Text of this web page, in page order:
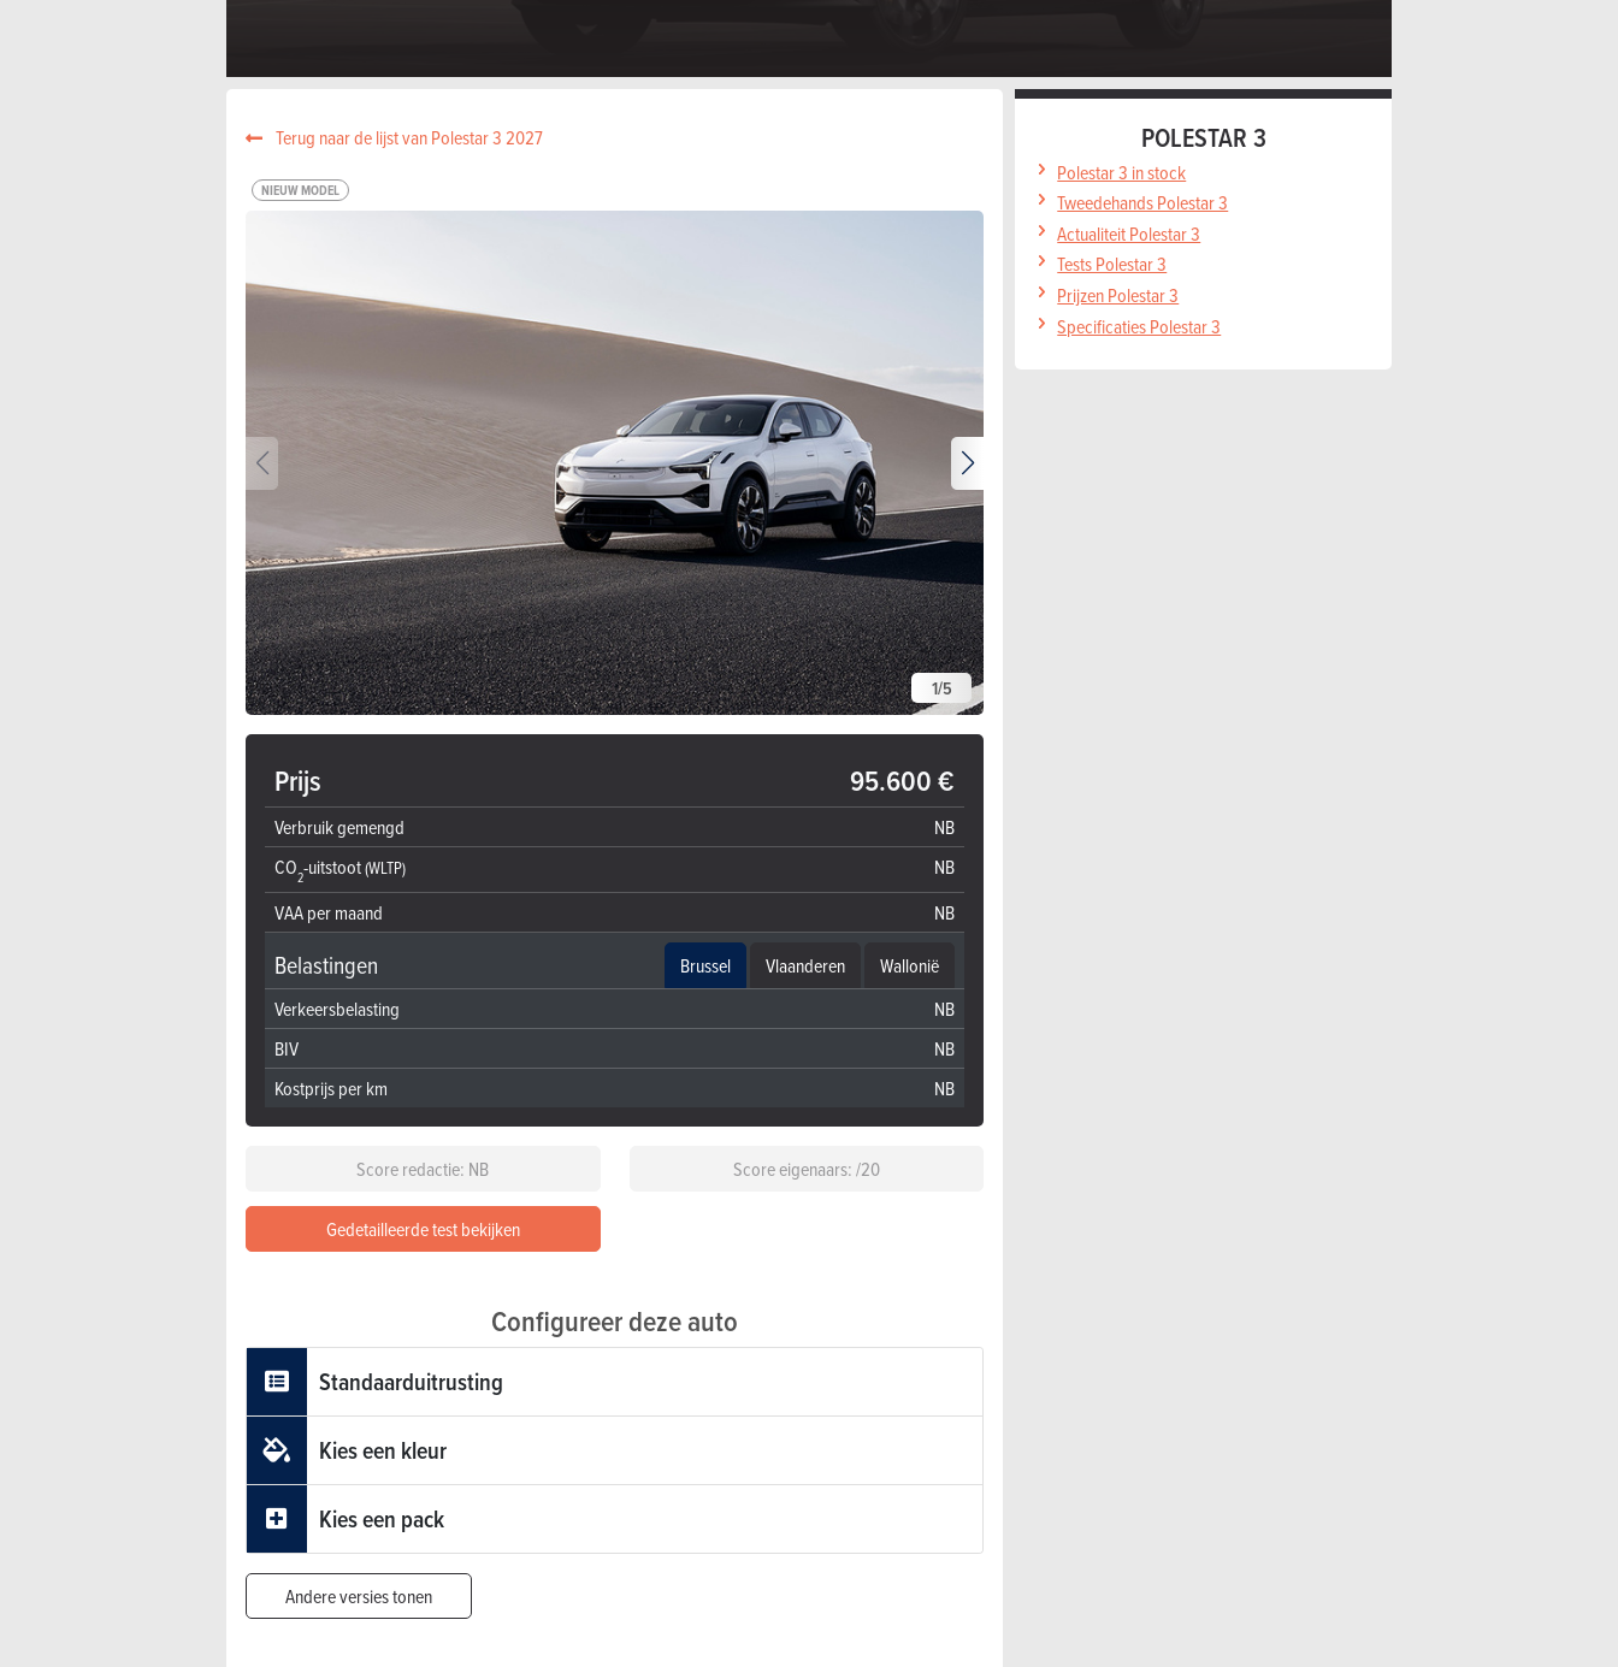
Terug naar de lijst van Polestar 3 2027
NIEUW MODEL
1/5
Prijs 95.600 €
Verbruik gemengd
NB
CO2-uitstoot(WLTP)
NB
VAA per maand
NB
Belastingen Brussel Vlaanderen
Wallonië
Verkeersbelasting
NB
BIV
NB
Kostprijs per km
NB
Score redactie: NB Score eigenaars: /20
Gedetailleerde test bekijken
Configureer deze auto
Standaarduitrusting
Kies een kleur
Kies een pack
Andere versies tonen
POLESTAR 3
Polestar 3 in stock
Tweedehands Polestar 3
Actualiteit Polestar 3
Tests Polestar 3
Prijzen Polestar 3
Specificaties Polestar 3